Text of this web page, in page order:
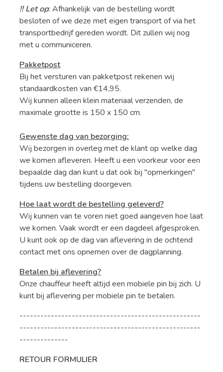
!! Let op: Afhankelijk van de bestelling wordt
besloten of we deze met eigen transport of via het
transportbedrijf gereden wordt. Dit zullen wij nog
met u communiceren.
Pakketpost
Bij het versturen van pakketpost rekenen wij
standaardkosten van €14,95.
Wij kunnen alleen klein materiaal verzenden, de
maximale grootte is 150 x 150 cm.
Gewenste dag van bezorging:
Wij bezorgen in overleg met de klant op welke dag
we komen afleveren. Heeft u een voorkeur voor een
bepaalde dag dan kunt u dat ook bij "opmerkingen"
tijdens uw bestelling doorgeven.
Hoe laat wordt de bestelling geleverd?
Wij kunnen van te voren niet goed aangeven hoe laat
we komen. Vaak wordt er een dagdeel afgesproken.
U kunt ook op de dag van aflevering in de ochtend
contact met ons opnemen over de dagplanning.
Betalen bij aflevering?
Onze chauffeur heeft altijd een mobiele pin bij zich. U
kunt bij aflevering per mobiele pin te betalen.
----------------------------------------------------
----------------------------------------------------
--------------
RETOUR FORMULIER